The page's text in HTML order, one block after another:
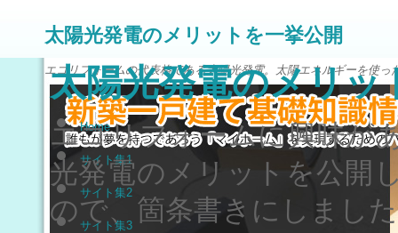
太陽光発電のメリットを一挙公開
エコリフォームの代表格である太陽光発電。太陽エネルギーを使
Home
サイト集1
サイト集2
サイト集3
太陽光発電のメリッ
エコリフォームに興味が
光発電のメリットを公開
ので、箇条書きにしまし